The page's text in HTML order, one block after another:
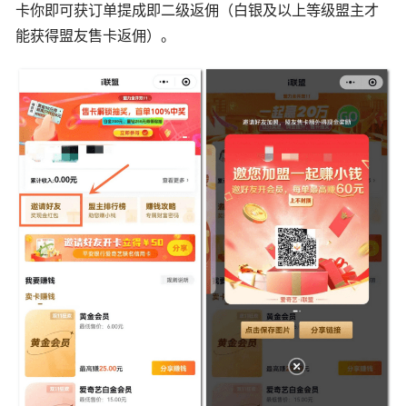
卡你即可获订单提成即二级返佣（白银及以上等级盟主才
能获得盟友售卡返佣）。